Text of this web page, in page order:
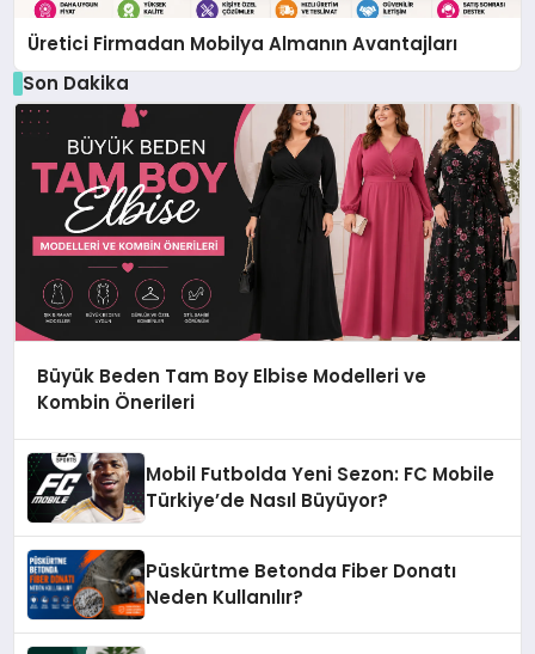
Üretici Firmadan Mobilya Almanın Avantajları
Son Dakika
Büyük Beden Tam Boy Elbise Modelleri ve
Kombin Önerileri
Mobil Futbolda Yeni Sezon: FC Mobile
Türkiye’de Nasıl Büyüyor?
Püskürtme Betonda Fiber Donatı
Neden Kullanılır?